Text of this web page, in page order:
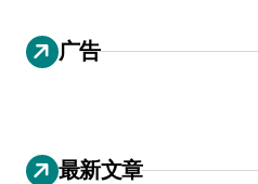
广告
最新文章